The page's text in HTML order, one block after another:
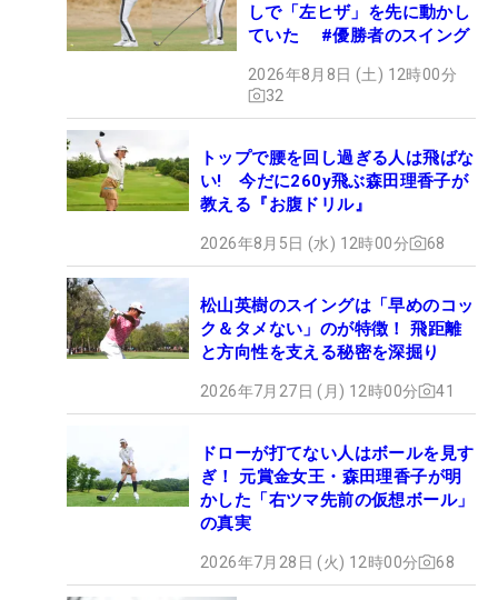
しで「左ヒザ」を先に動かし
ていた #優勝者のスイング
2026年8月8日 (土) 12時00分
32
トップで腰を回し過ぎる人は飛ばな
い! 今だに260y飛ぶ森田理香子が
教える『お腹ドリル』
2026年8月5日 (水) 12時00分 68
松山英樹のスイングは「早めのコッ
ク＆タメない」のが特徴！ 飛距離
と方向性を支える秘密を深掘り
2026年7月27日 (月) 12時00分 41
ドローが打てない人はボールを見す
ぎ！ 元賞金女王・森田理香子が明
かした「右ツマ先前の仮想ボール」
の真実
2026年7月28日 (火) 12時00分 68